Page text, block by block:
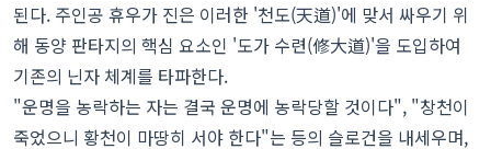
된다. 주인공 휴우가 진은 이러한 '천도(天道)'에 맞서 싸우기 위
해 동양 판타지의 핵심 요소인 '도가 수련(修大道)'을 도입하여
기존의 닌자 체계를 타파한다.
"운명을 농락하는 자는 결국 운명에 농락당할 것이다", "창천이
죽었으니 황천이 마땅히 서야 한다"는 등의 슬로건을 내세우며,